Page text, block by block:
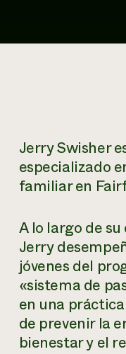
Jerry Swisher
especializado
familiar en
A lo largo de
Jerry
jóvenes del
«sistema de
en una
de prevenir la
bienestar y el